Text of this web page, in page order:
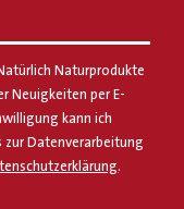
Naturprodukte
Neuigkeiten per E-
kann ich
Datenverarbeitung
.